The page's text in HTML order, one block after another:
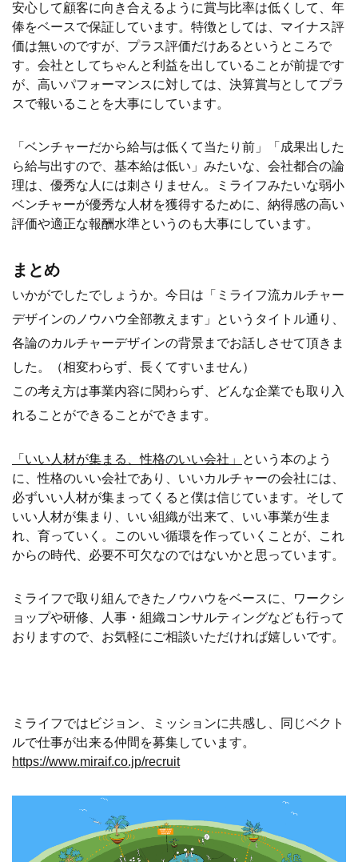
安心して顧客に向き合えるように賞与比率は低くして、年
俸をベースで保証しています。特徴としては、マイナス評
価は無いのですが、プラス評価だけあるというところで
す。会社としてちゃんと利益を出していることが前提です
が、高いパフォーマンスに対しては、決算賞与としてプラ
スで報いることを大事にしています。
「ベンチャーだから給与は低くて当たり前」「成果出した
ら給与出すので、基本給は低い」みたいな、会社都合の論
理は、優秀な人には刺さりません。ミライフみたいな弱小
ベンチャーが優秀な人材を獲得するために、納得感の高い
評価や適正な報酬水準というのも大事にしています。
まとめ
いかがでしたでしょうか。今日は「ミライフ流カルチャー
デザインのノウハウ全部教えます」というタイトル通り、
各論のカルチャーデザインの背景までお話しさせて頂きま
した。（相変わらず、長くてすいません）
この考え方は事業内容に関わらず、どんな企業でも取り入
れることができることができます。
「いい人材が集まる、性格のいい会社」
という本のよう
に、性格のいい会社であり、いいカルチャーの会社には、
必ずいい人材が集まってくると僕は信じています。そして
いい人材が集まり、いい組織が出来て、いい事業が生ま
れ、育っていく。このいい循環を作っていくことが、これ
からの時代、必要不可欠なのではないかと思っています。
ミライフで取り組んできたノウハウをベースに、ワークシ
ョップや研修、人事・組織コンサルティングなども行って
おりますので、お気軽にご相談いただければ嬉しいです。
ミライフではビジョン、ミッションに共感し、同じベクト
ルで仕事が出来る仲間を募集しています。
https://www.miraif.co.jp/recruit